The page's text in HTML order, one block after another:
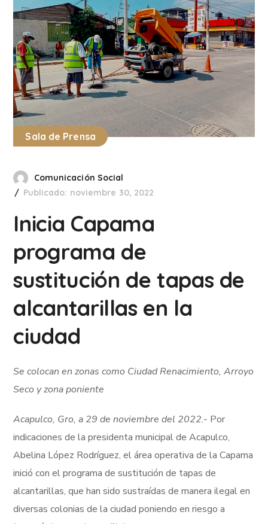
Sala de Prensa
Comunicación Social
Publicado: noviembre 30, 2022
Inicia Capama
programa de
sustitución de tapas de
alcantarillas en la
ciudad
Se colocan en zonas como Ciudad Renacimiento, Arroyo
Seco y zona poniente
Acapulco, Gro, a 29 de noviembre del 2022.- Por
indicaciones de la presidenta municipal de Acapulco,
Abelina López Rodríguez, el área operativa de la Capama
inició con el programa de sustitución de tapas de
alcantarillas, que han sido sustraídas de manera ilegal en
diversas colonias de la ciudad poniendo en riesgo a